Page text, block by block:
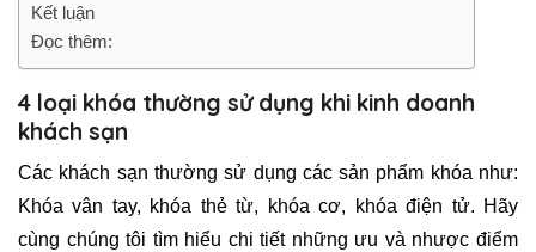
Kết luận
Đọc thêm:
4 loại khóa thường sử dụng khi kinh doanh
khách sạn
Các khách sạn thường sử dụng các sản phẩm khóa như:
Khóa vân tay, khóa thẻ từ, khóa cơ, khóa điện tử. Hãy
cùng chúng tôi tìm hiểu chi tiết những ưu và nhược điểm